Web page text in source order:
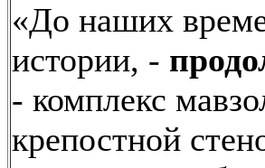
«До наших
истории, -
- комплекс
крепостной